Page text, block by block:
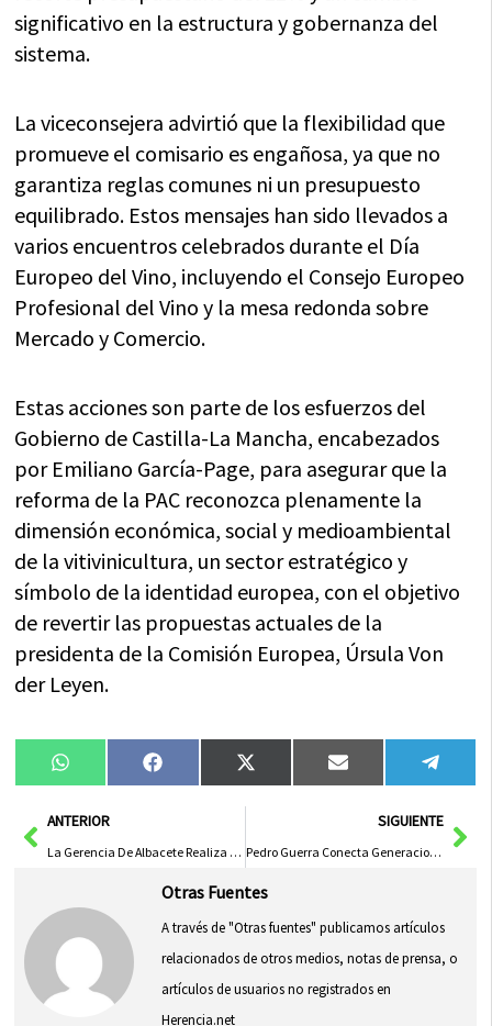
significativo en la estructura y gobernanza del
sistema.
La viceconsejera advirtió que la flexibilidad que
promueve el comisario es engañosa, ya que no
garantiza reglas comunes ni un presupuesto
equilibrado. Estos mensajes han sido llevados a
varios encuentros celebrados durante el Día
Europeo del Vino, incluyendo el Consejo Europeo
Profesional del Vino y la mesa redonda sobre
Mercado y Comercio.
Estas acciones son parte de los esfuerzos del
Gobierno de Castilla-La Mancha, encabezados
por Emiliano García-Page, para asegurar que la
reforma de la PAC reconozca plenamente la
dimensión económica, social y medioambiental
de la vitivinicultura, un sector estratégico y
símbolo de la identidad europea, con el objetivo
de revertir las propuestas actuales de la
presidenta de la Comisión Europea, Úrsula Von
der Leyen.
Compartir
en
WhatsAppCompartir
en
FacebookCompartir
en
X
(Twitter)
Compartir
en
Email
en
AntANTERIOR
La Gerencia De Albacete Realiza Primeras Intervenciones De Alargamiento Óseo Con Clavo Intramedular En Castilla-La Mancha
SIGUIENTE
Pedro Guerra Conecta Generaciones en Almagro con «Sonetos y Canciones para la Libertad»
Otras Fuentes
A través de "Otras fuentes" publicamos artículos
relacionados de otros medios, notas de prensa, o
artículos de usuarios no registrados en
Herencia.net